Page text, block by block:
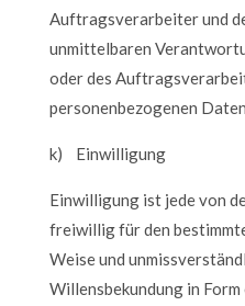
Auftragsverarbeiter und
unmittelbaren
oder des
personenbezogenen
k) Einwilligung
Einwilligung ist jede von
freiwillig für den
Weise und
Willensbekundung in